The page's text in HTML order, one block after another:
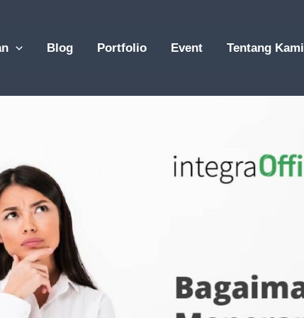
Blog Portfolio Event Tentang Kami